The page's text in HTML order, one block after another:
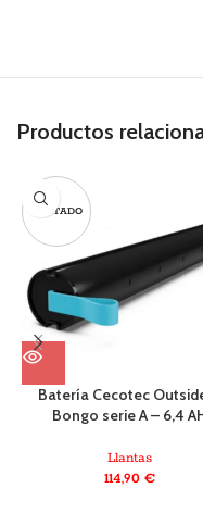
Productos
AGOTADO
Batería Cecotec
Bongo serie A – 6,4
Llantas
114,90 €